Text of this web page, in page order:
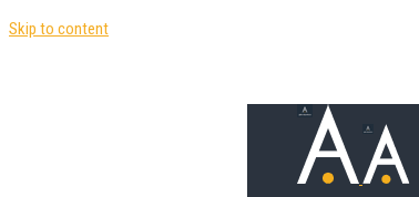
Skip to content